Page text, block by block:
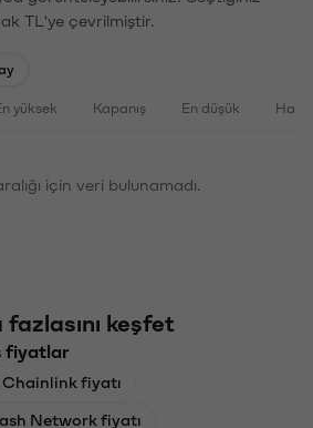
TL'ye çevrilmiştir.
yüksek Kapanış En düşük
için veri bulunamadı.
keşfet
fiyatlar
fiyatı
Network fiyatı